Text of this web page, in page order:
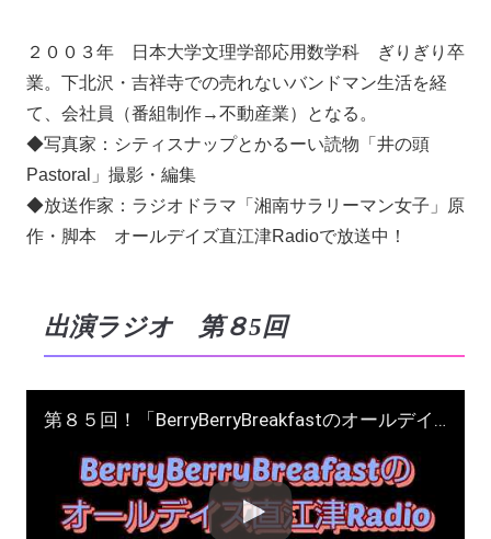
２００３年 日本大学文理学部応用数学科 ぎりぎり卒
業。下北沢・吉祥寺での売れないバンドマン生活を経
て、会社員（番組制作→不動産業）となる。
◆写真家：シティスナップとかるーい読物「井の頭
Pastoral」撮影・編集
◆放送作家：ラジオドラマ「湘南サラリーマン女子」原
作・脚本 オールデイズ直江津Radioで放送中！
出演ラジオ 第８5回
第８５回！「BerryBerryBreakfastのオールデイズ直江津Radio」ヨーグルト田中＆DJシューカイ